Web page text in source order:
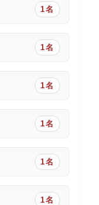
1名
1名
1名
1名
1名
1名